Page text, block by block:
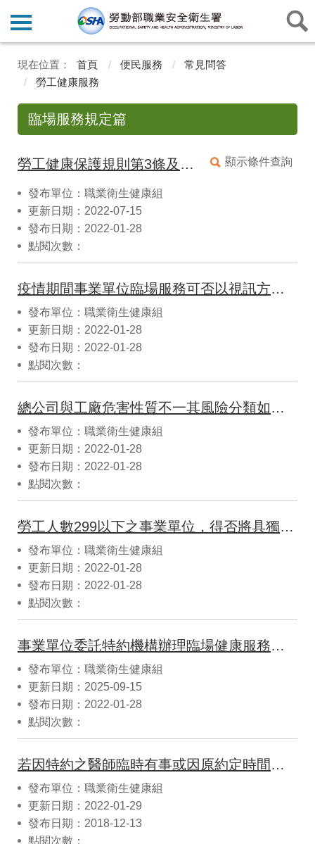
首頁 便民服務
常見問答
勞工健康服務
臨場服務規定篇
顯示條件查詢
勞工健康保護規則第3條及第4條所定之勞工人數，是否包含派遣勞工或承攬商之勞工？其健康管理該如何辦理？
發布單位：職業衛生健康組
更新日期：2022-07-15
發布日期：2022-01-28
點閱次數：
疫情期間事業單位臨場服務可否以視訊方式為之?
發布單位：職業衛生健康組
更新日期：2022-01-28
發布日期：2022-01-28
點閱次數：
總公司與工廠危害性質不一其風險分類如何認定？
發布單位：職業衛生健康組
更新日期：2022-01-28
發布日期：2022-01-28
點閱次數：
勞工人數299以下之事業單位，得否將具獨立工廠登記之廠房與行政辦公室（不同縣市），分別以不同風險辦理健康服務？又其應向何處報備?
發布單位：職業衛生健康組
更新日期：2022-01-28
發布日期：2022-01-28
點閱次數：
事業單位委託特約機構辦理臨場健康服務有何注意事項?
發布單位：職業衛生健康組
更新日期：2025-09-15
發布日期：2022-01-28
點閱次數：
若因特約之醫師臨時有事或因原約定時間適逢國定假日，該月之臨場服務如何安排？
發布單位：職業衛生健康組
更新日期：2022-01-29
發布日期：2018-12-13
點閱次數：